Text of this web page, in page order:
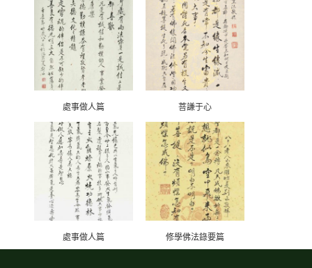
處事做人篇 菩謙于心
處事做人篇 修學佛法錄要篇